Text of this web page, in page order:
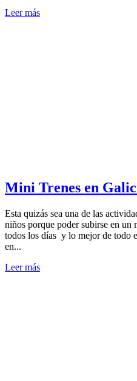
Leer más
Mini Trenes en
Esta quizás sea una de las
niños porque poder subirse en un
todos los días y lo mejor de todo
en...
Leer más